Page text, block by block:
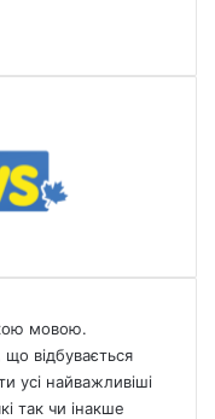
мовою.
відбувається
усі найважливіші
так чи інакше